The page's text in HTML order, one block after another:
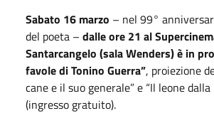
Sabato 16 marzo – nel 99°
del poeta – dalle ore 21 al
Santarcangelo (sala Wenders) è in
favole di Tonino Guerra”, proiezione
cane e il suo generale” e “Il leone
(ingresso gratuito).